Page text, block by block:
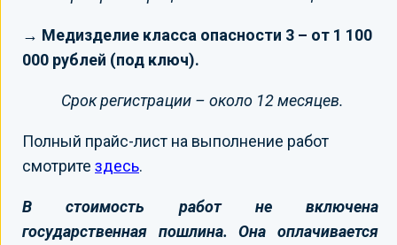
→ Медизделие класса опасности 3 – от 1 100
000 рублей (под ключ).
Срок регистрации – около 12 месяцев.
Полный прайс-лист на выполнение работ
смотрите здесь.
В стоимость работ не включена
государственная пошлина. Она оплачивается